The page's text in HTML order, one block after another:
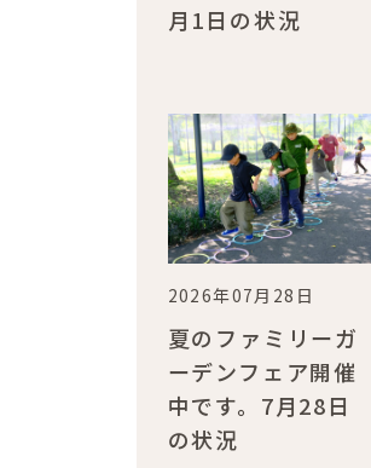
月1日の状況
2026年07月28日
夏のファミリーガ
ーデンフェア開催
中です。7月28日
の状況